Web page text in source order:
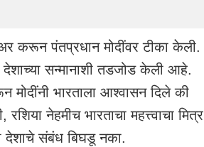
करून पंतप्रधान मोदींवर टीका केली.
देशाच्या सन्मानाशी तडजोड केली आहे.
मोदींनी भारताला आश्वासन दिले की
नेहमीच भारताचा महत्त्वाचा मित्र
देशाचे संबंध बिघडू नका.